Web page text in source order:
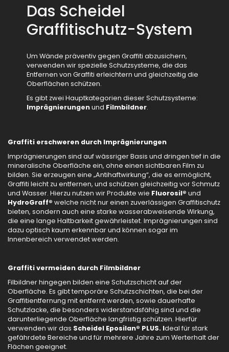
Das Scheidel
Graffitischutz-System
Um Wände präventiv gegen Graffiti abzusichern,
verwenden wir spezielle Schutzsysteme, die das
Entfernen von Graffiti erleichtern und gleichzeitig die
Oberflächen schützen.
Es gibt zwei Hauptkategorien dieser Schutzsysteme:
Imprägnierungenund Filmbildner.
Graffiti erschweren durch Imprägnierungen
Imprägnierungen sind auf wässriger Basis und dringen tief in die
mineralische Oberfläche ein, ohne einen sichtbaren Film zu
bilden. Sie erzeugen eine „Antihaftwirkung“, die es ermöglicht,
Graffiti leicht zu entfernen, und schützen gleichzeitig vor Schmutz
und Wasser. Hierzu nutzen wir Produkte wie Fluorosil® und
HydroGraff® welche nicht nur einen zuverlässigen Graffitischutz
bieten, sondern auch eine starke wasserabweisende Wirkung,
die eine lange Haltbarkeit gewährleistet. Imprägnierungen sind
dazu optisch kaum erkennbar und können sogar im
Innenbereich verwendet werden.
Graffiti vermeiden durch Filmbildner
Filbildner hingegen bilden eine Schutzschicht auf der
Oberfläche. Es gibt temporäre Schutzschichten, die bei der
Graffitientfernung mit entfernt werden, sowie dauerhafte
Schutzlacke, die besonders widerstandsfähig sind und die
darunterliegende Oberfläche langfristig schützen. Hierfür
verwenden wir das Scheidel Eposilan® PLUS. Ideal für stark
gefährdete Bereiche und für mehrere Jahre zum Werterhalt der
Flächen geeignet.